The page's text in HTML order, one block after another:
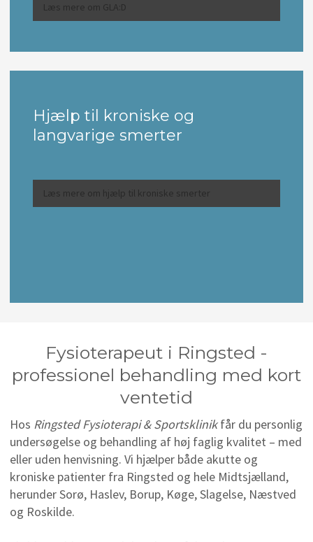
Læs mere om GLA:D
​Hjælp til kroniske og
langvarige smerter
Læs mere om hjælp til kroniske smerter
Fysioterapeut i Ringsted -
professionel behandling med kort
ventetid
Hos Ringsted Fysioterapi & Sportsklinikfår du personlig
undersøgelse og behandling af høj faglig kvalitet – med
eller uden henvisning. Vi hjælper både akutte og
kroniske patienter fra Ringsted og hele Midtsjælland,
herunder Sorø, Haslev, Borup, Køge, Slagelse, Næstved
og Roskilde.